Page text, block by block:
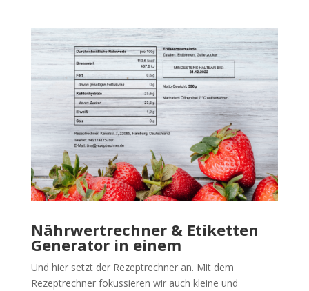
Nährwertrechner & Etiketten
Generator in einem
Und hier setzt der Rezeptrechner an. Mit dem
Rezeptrechner fokussieren wir auch kleine und